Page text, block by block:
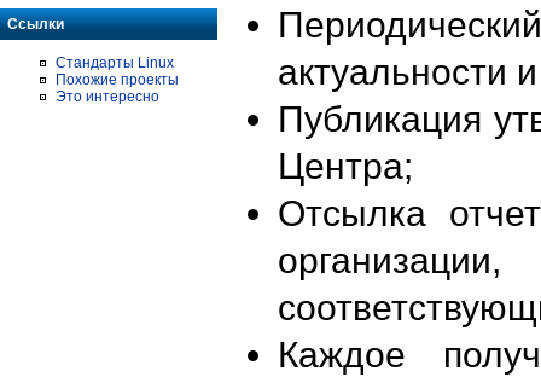
Ссылки
Стандарты Linux
Похожие проекты
Это интересно
актуальности
Публикация
Центра;
Отсылка
Каждое